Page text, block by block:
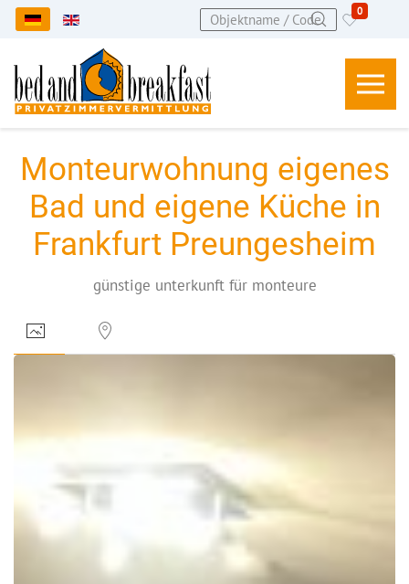
Sprache auswählen 0
Monteurwohnung eigenes
Bad und eigene Küche in
Frankfurt Preungesheim
günstige unterkunft für monteure